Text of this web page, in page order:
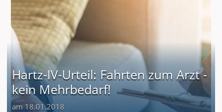
Hartz-IV-Urteil: Fahrten zum Arzt -
kein Mehrbedarf!
am 18.01.2018